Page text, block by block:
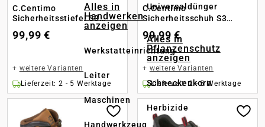
Alles in
Handwerken
anzeigen
Werkstatteinrichtung
Leiter
Maschinen
Handwerkzeug
Universaldünger
Alles in
Pflanzenschutz
anzeigen
Schneckenkorn
Herbizide
C.Centimo
Sicherheitsstiefel S3
99,99 €
+ weitere Varianten
Lieferzeit: 2 - 5 Werktage
C.Centimo
Sicherheitsschuh S3
99,99 €
+ weitere Varianten
Lieferzeit: 2 - 5 Werktage